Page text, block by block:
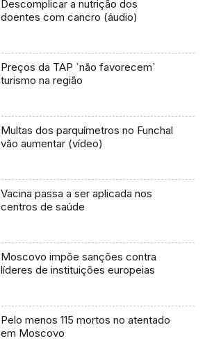
Descomplicar a nutrição dos
doentes com cancro (áudio)
Preços da TAP `não favorecem`
turismo na região
Multas dos parquímetros no Funchal
vão aumentar (vídeo)
Vacina passa a ser aplicada nos
centros de saúde
Moscovo impõe sanções contra
líderes de instituições europeias
Pelo menos 115 mortos no atentado
em Moscovo